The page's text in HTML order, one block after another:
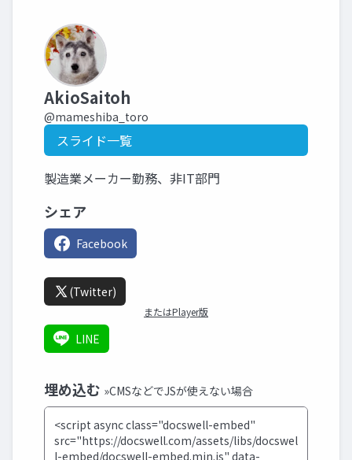
AkioSaitoh
@mameshiba_toro
スライド一覧
製造業メーカー勤務、非IT部門
シェア
Facebook
(Twitter)
またはPlayer版
LINE
埋め込む »CMSなどでJSが使えない場合